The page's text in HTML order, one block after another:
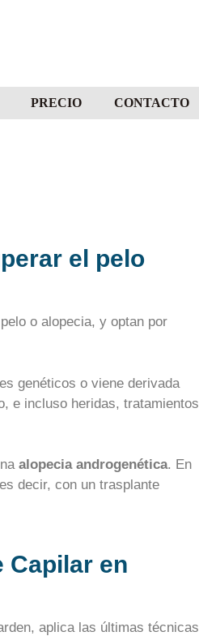
PRECIO CONTACTO
el pelo
o alopecia, y optan por
genéticos o viene derivada
e incluso heridas, tratamientos
alopecia androgenética. En
decir, con un trasplante
Capilar en
aplica las últimas técnicas